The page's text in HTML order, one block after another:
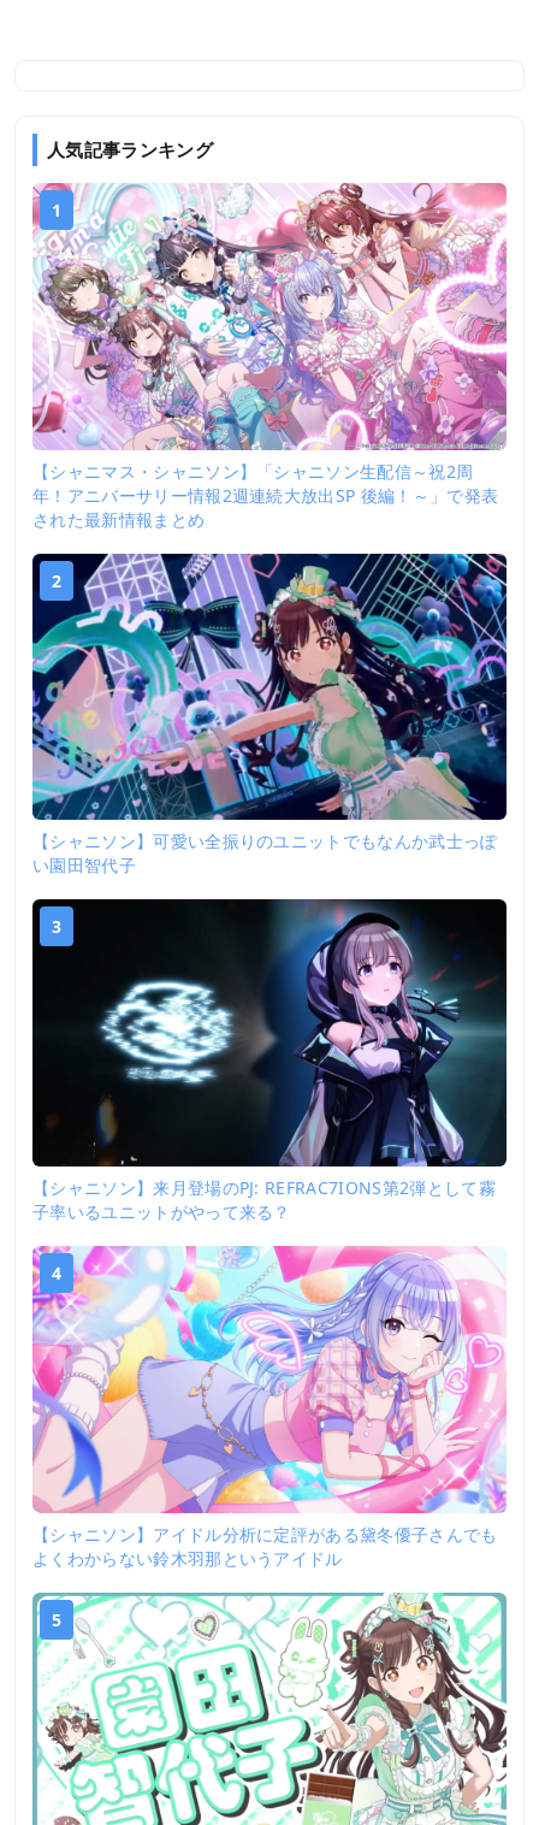
人気記事ランキング
1
【シャニマス・シャニソン】「シャニソン生配信～祝2周
年！アニバーサリー情報2週連続大放出SP 後編！～」で発表
された最新情報まとめ
2
【シャニソン】可愛い全振りのユニットでもなんか武士っぽ
い園田智代子
3
【シャニソン】来月登場のPJ: REFRAC7IONS第2弾として霧
子率いるユニットがやって来る？
4
【シャニソン】アイドル分析に定評がある黛冬優子さんでも
よくわからない鈴木羽那というアイドル
5